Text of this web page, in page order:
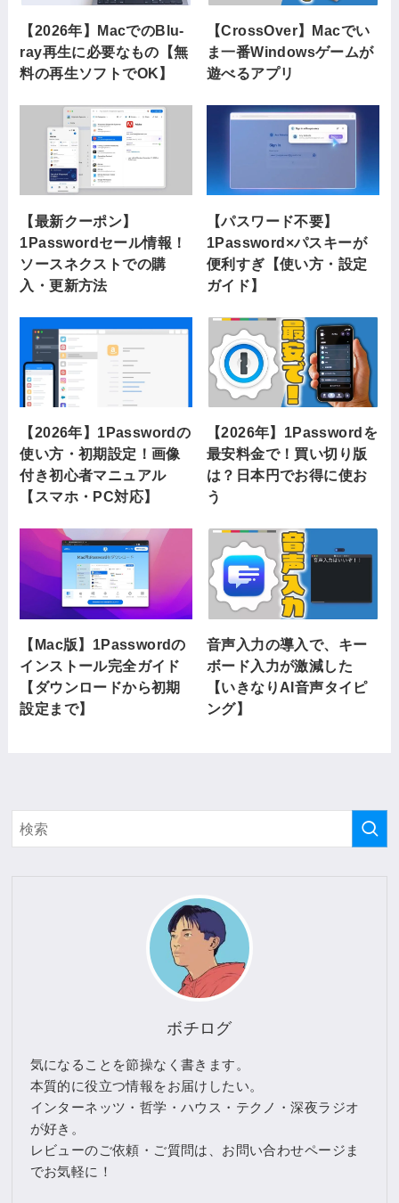
【2026年】MacでのBlu-
ray再生に必要なもの【無
料の再生ソフトでOK】
【CrossOver】Macでい
ま一番Windowsゲームが
遊べるアプリ
【最新クーポン】
1Passwordセール情報！
ソースネクストでの購
入・更新方法
【パスワード不要】
1Password×パスキーが
便利すぎ【使い方・設定
ガイド】
【2026年】1Passwordの
使い方・初期設定！画像
付き初心者マニュアル
【スマホ・PC対応】
【2026年】1Passwordを
最安料金で！買い切り版
は？日本円でお得に使お
う
【Mac版】1Passwordの
インストール完全ガイド
【ダウンロードから初期
設定まで】
音声入力の導入で、キー
ボード入力が激減した
【いきなりAI音声タイピ
ング】
ボチログ
気になることを節操なく書きます。
本質的に役立つ情報をお届けしたい。
インターネッツ・哲学・ハウス・テクノ・深夜ラジオ
が好き。
レビューのご依頼・ご質問は、お問い合わせページま
でお気軽に！